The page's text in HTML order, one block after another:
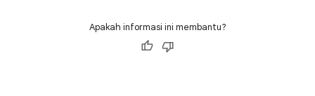
Apakah informasi ini membantu?